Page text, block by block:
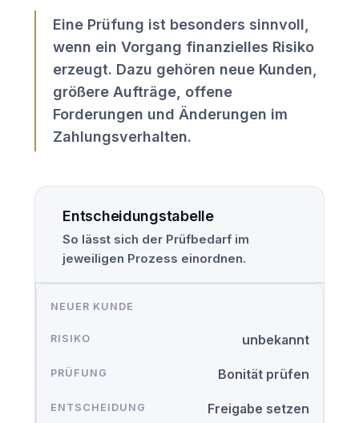
Eine Prüfung ist besonders sinnvoll,
wenn ein Vorgang finanzielles Risiko
erzeugt. Dazu gehören neue Kunden,
größere Aufträge, offene
Forderungen und Änderungen im
Zahlungsverhalten.
Entscheidungstabelle
So lässt sich der Prüfbedarf im
jeweiligen Prozess einordnen.
NEUER KUNDE
unbekannt
Bonität prüfen
Freigabe setzen